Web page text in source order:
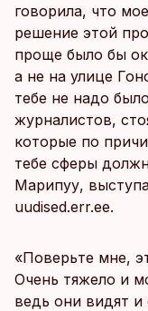
говорила, что
решение этой
проще было бы
а не на улице
тебе не надо
журналистов,
которые по
тебе сферы
Марипуу,
uudised.err.ee.
«Поверьте мне,
Очень тяжело и
ведь они видят